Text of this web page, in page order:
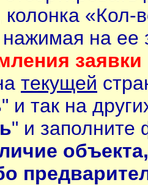
«Кол-
на ее
заявки
текущей
" и так на
" и заполните